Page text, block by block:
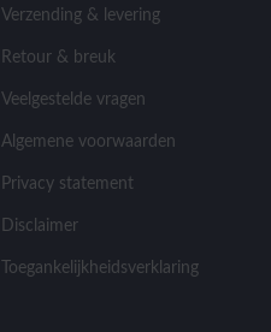
Verzending & levering
Retour & breuk
Veelgestelde vragen
Algemene voorwaarden
Privacy statement
Disclaimer
Toegankelijkheidsverklaring